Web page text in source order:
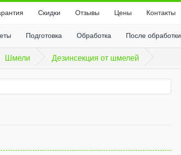
Скидки Отзывы Цены Контакты
Подготовка Обработка После обработки
Шмели Дезинсекция от шмелей